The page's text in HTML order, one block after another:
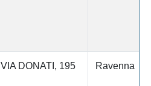
VIA DONATI, 195 Ravenna